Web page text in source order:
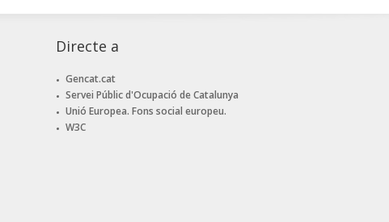
Directe a
Gencat.cat
Servei Públic d'Ocupació de Catalunya
Unió Europea. Fons social europeu.
W3C